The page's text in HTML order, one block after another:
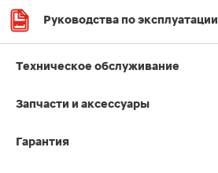
Руководства по эксплуатации
Техническое обслуживание
Запчасти и аксессуары
Гарантия